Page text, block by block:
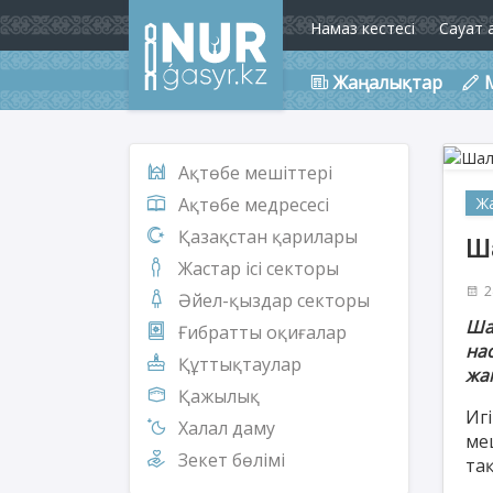
Намаз кестесі Сауат
Жаңалықтар
Ақтөбе мешіттері
Ақтөбе медресесі
Қазақстан қарилары
Жастар ісі секторы
Әйел-қыздар секторы
Ғибратты оқиғалар
Құттықтаулар
Қажылық
Халал даму
Зекет бөлімі